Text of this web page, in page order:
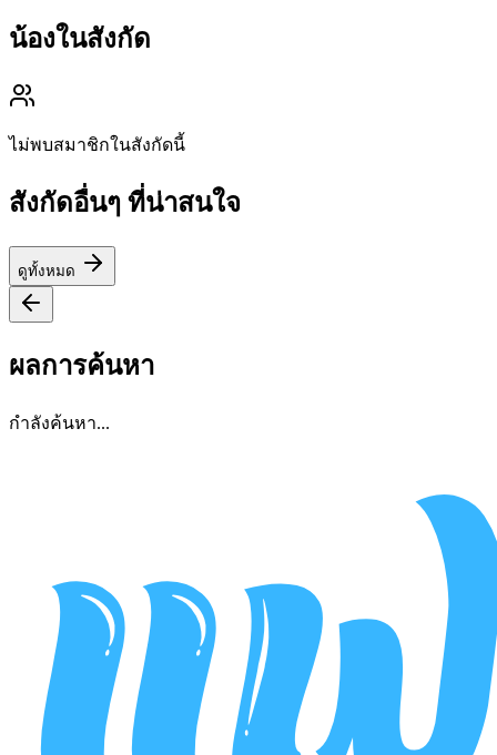
น้องในสังกัด
ไม่พบสมาชิกในสังกัดนี้
สังกัดอื่นๆ ที่น่าสนใจ
ดูทั้งหมด
ผลการค้นหา
กำลังค้นหา...